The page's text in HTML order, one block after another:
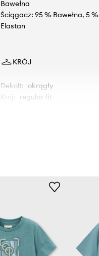
Bawełna
Ściągacz: 95 % Bawełna, 5 %
Elastan
KRÓJ
Dekolt: okrągły
Krój
regular fit